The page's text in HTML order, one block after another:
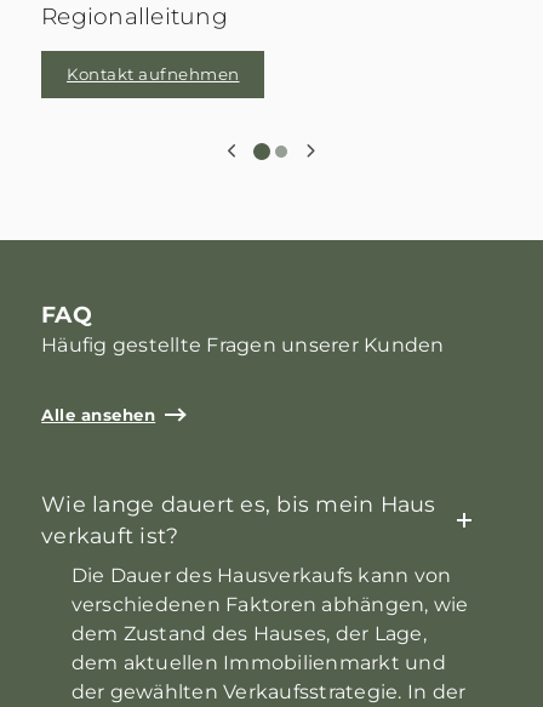
Regionalleitung
Kontakt aufnehmen
FAQ
Häufig gestellte Fragen unserer Kunden
Alle ansehen
Wie lange dauert es, bis mein Haus
verkauft ist?
Die Dauer des Hausverkaufs kann von
verschiedenen Faktoren abhängen, wie
dem Zustand des Hauses, der Lage,
dem aktuellen Immobilienmarkt und
der gewählten Verkaufsstrategie. In der